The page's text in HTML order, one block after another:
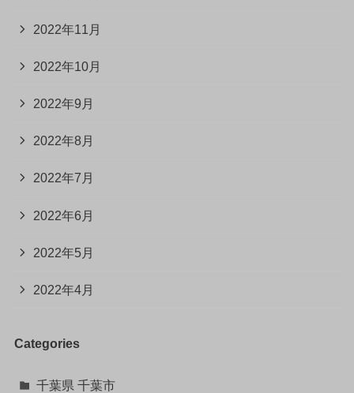
2022年11月
2022年10月
2022年9月
2022年8月
2022年7月
2022年6月
2022年5月
2022年4月
Categories
千葉県 千葉市